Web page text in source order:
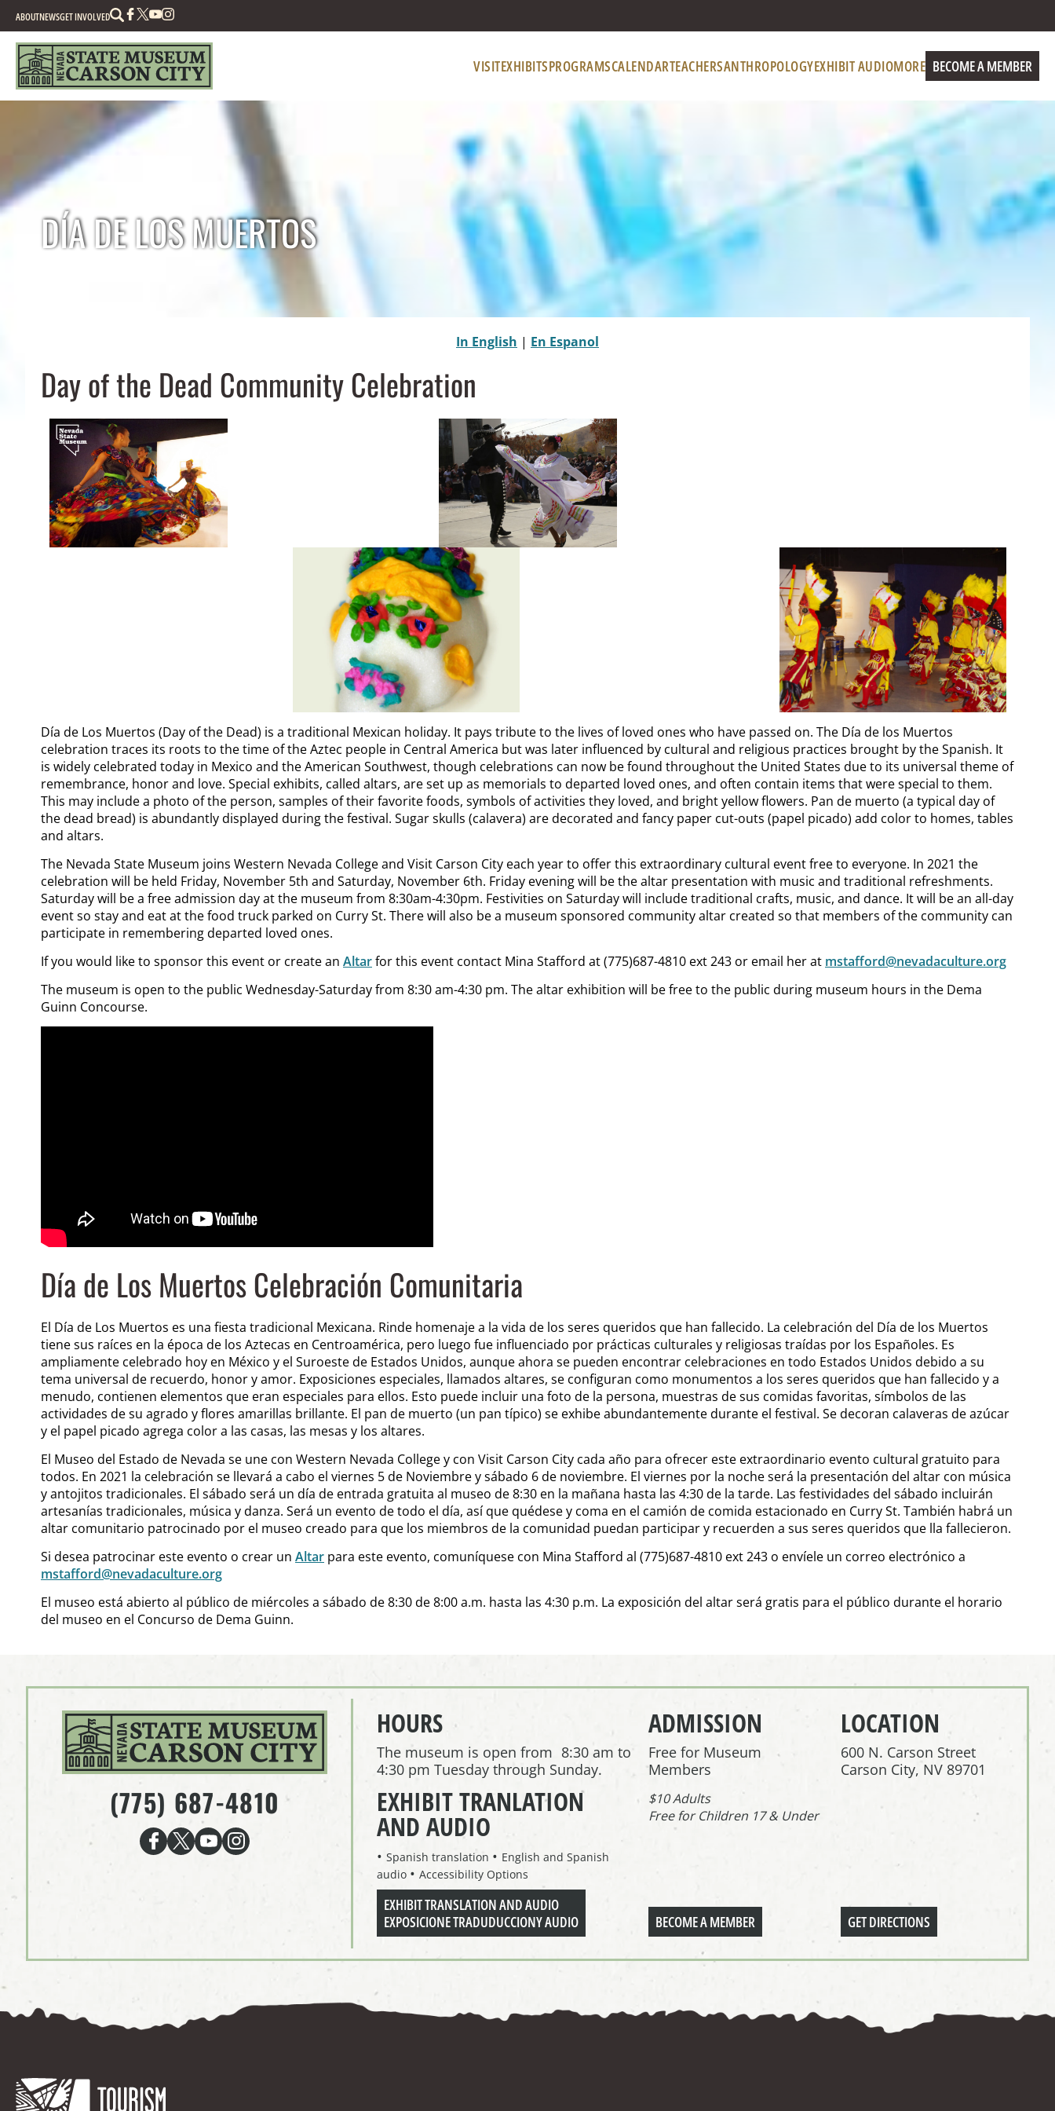
ABOUTNEWSGET INVOLVED
VISITEXHIBITSPROGRAMSCALENDARTEACHERSANTHROPOLOGYEXHIBIT AUDIOMORE BECOME A MEMBER
DÍA DE LOS MUERTOS
In English | En Espanol
Day of the Dead Community Celebration
Día de Los Muertos (Day of the Dead) is a traditional Mexican holiday. It pays tribute to the lives of loved ones who have passed on. The Día de los Muertos
celebration traces its roots to the time of the Aztec people in Central America but was later influenced by cultural and religious practices brought by the Spanish. It
is widely celebrated today in Mexico and the American Southwest, though celebrations can now be found throughout the United States due to its universal theme of
remembrance, honor and love. Special exhibits, called altars, are set up as memorials to departed loved ones, and often contain items that were special to them.
This may include a photo of the person, samples of their favorite foods, symbols of activities they loved, and bright yellow flowers. Pan de muerto (a typical day of
the dead bread) is abundantly displayed during the festival. Sugar skulls (calavera) are decorated and fancy paper cut-outs (papel picado) add color to homes, tables
and altars.
The Nevada State Museum joins Western Nevada College and Visit Carson City each year to offer this extraordinary cultural event free to everyone. In 2021 the
celebration will be held Friday, November 5th and Saturday, November 6th. Friday evening will be the altar presentation with music and traditional refreshments.
Saturday will be a free admission day at the museum from 8:30am-4:30pm. Festivities on Saturday will include traditional crafts, music, and dance. It will be an all-day
event so stay and eat at the food truck parked on Curry St. There will also be a museum sponsored community altar created so that members of the community can
participate in remembering departed loved ones.
If you would like to sponsor this event or create an Altarfor this event contact Mina Stafford at (775)687-4810 ext 243 or email her at mstafford@nevadaculture.org
The museum is open to the public Wednesday-Saturday from 8:30 am-4:30 pm. The altar exhibition will be free to the public during museum hours in the Dema
Guinn Concourse.
Día de Los Muertos Celebración Comunitaria
El Día de Los Muertos es una fiesta tradicional Mexicana. Rinde homenaje a la vida de los seres queridos que han fallecido. La celebración del Día de los Muertos
tiene sus raíces en la época de los Aztecas en Centroamérica, pero luego fue influenciado por prácticas culturales y religiosas traídas por los Españoles. Es
ampliamente celebrado hoy en México y el Suroeste de Estados Unidos, aunque ahora se pueden encontrar celebraciones en todo Estados Unidos debido a su
tema universal de recuerdo, honor y amor. Exposiciones especiales, llamados altares, se configuran como monumentos a los seres queridos que han fallecido y a
menudo, contienen elementos que eran especiales para ellos. Esto puede incluir una foto de la persona, muestras de sus comidas favoritas, símbolos de las
actividades de su agrado y flores amarillas brillante. El pan de muerto (un pan típico) se exhibe abundantemente durante el festival. Se decoran calaveras de azúcar
y el papel picado agrega color a las casas, las mesas y los altares.
El Museo del Estado de Nevada se une con Western Nevada College y con Visit Carson City cada año para ofrecer este extraordinario evento cultural gratuito para
todos. En 2021 la celebración se llevará a cabo el viernes 5 de Noviembre y sábado 6 de noviembre. El viernes por la noche será la presentación del altar con música
y antojitos tradicionales. El sábado será un día de entrada gratuita al museo de 8:30 en la mañana hasta las 4:30 de la tarde. Las festividades del sábado incluirán
artesanías tradicionales, música y danza. Será un evento de todo el día, así que quédese y coma en el camión de comida estacionado en Curry St. También habrá un
altar comunitario patrocinado por el museo creado para que los miembros de la comunidad puedan participar y recuerden a sus seres queridos que lla fallecieron.
Si desea patrocinar este evento o crear un Altar para este evento, comuníquese con Mina Stafford al (775)687-4810 ext 243 o envíele un correo electrónico a
mstafford@nevadaculture.org
El museo está abierto al público de miércoles a sábado de 8:30 de 8:00 a.m. hasta las 4:30 p.m. La exposición del altar será gratis para el público durante el horario
del museo en el Concurso de Dema Guinn.
(775) 687-4810
HOURS
The museum is open from 8:30 am to
4:30 pm Tuesday through Sunday.
EXHIBIT TRANLATION
AND AUDIO
Spanish translation
English and Spanish
audio
Accessibility Options
EXHIBIT TRANSLATION AND AUDIO
EXPOSICIONE TRADUDUCCIONY AUDIO
ADMISSION
Free for Museum
Members
$10 Adults
Free for Children 17 & Under
BECOME A MEMBER
LOCATION
600 N. Carson Street
Carson City, NV 89701
GET DIRECTIONS